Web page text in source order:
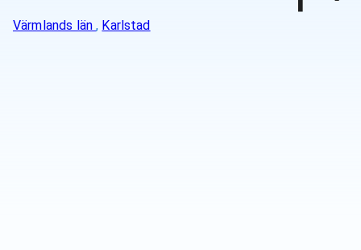
Värmlands län, Karlstad